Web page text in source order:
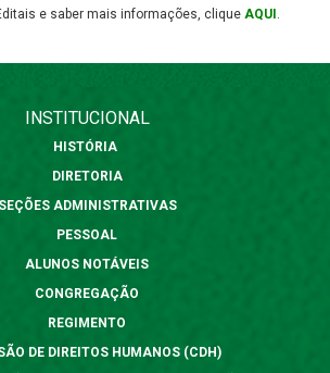
e saber mais informações, clique AQUI .
INSTITUCIONAL
HISTÓRIA
DIRETORIA
SEÇÕES ADMINISTRATIVAS
PESSOAL
ALUNOS NOTÁVEIS
CONGREGAÇÃO
REGIMENTO
DE DIREITOS HUMANOS (CDH)